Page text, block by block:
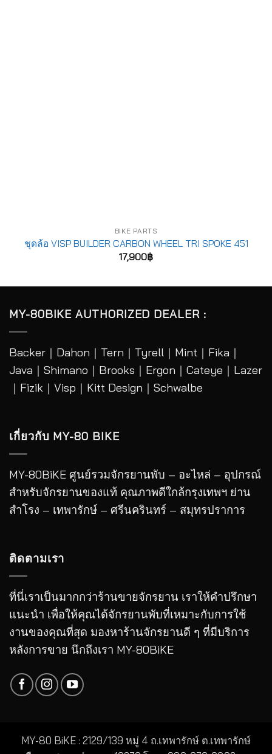
BIKE PARTS
ชุดล้อ VISP BUILDER CARBON WHEEL TRI SPOKE 451
17,900฿
MY-80BIKE AUTHORIZED DEALER :
Backer ｜ Dahon ｜ Tern ｜ Tyrell ｜ Mint ｜ Fika ｜
Java ｜ Shimano ｜ Brooks ｜ Ergon ｜ Cateye ｜ Lazer
｜Fizik｜Visp｜Kitt Design｜ Schwalbe
เกี่ยวกับ MY-80 BIKE
MY-80BiKE ศูนย์รวมจักรยานพับ – อะไหล่ – อุปกรณ์
สำหรับจักรยานของแท้ คุณภาพดีใกล้กรุงเทพฯ ย่าน
สำโรง – เทพารักษ์ – ศรีนครินทร์ – สมุทรปราการ
ติดตามเรา
ที่นี่เราเป็นมากกว่าร้านขายจักรยาน เราให้คำปรึกษา
แนะนำ เพื่อให้คุณได้จักรยานพับที่เหมาะกับการใช้
งานของคุณที่สุด มองหาร้านจักรยานดี ๆ ที่มีบริการ
หลังการขาย นึกถึงเรา MY-80BiKE
MY-80 BiKE : 2129/139 หมู่ 4 ถ.เทพารักษ์ ต.เทพารักษ์